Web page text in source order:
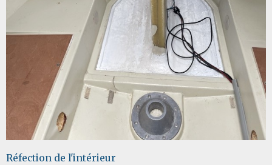
Réfection de l'intérieur